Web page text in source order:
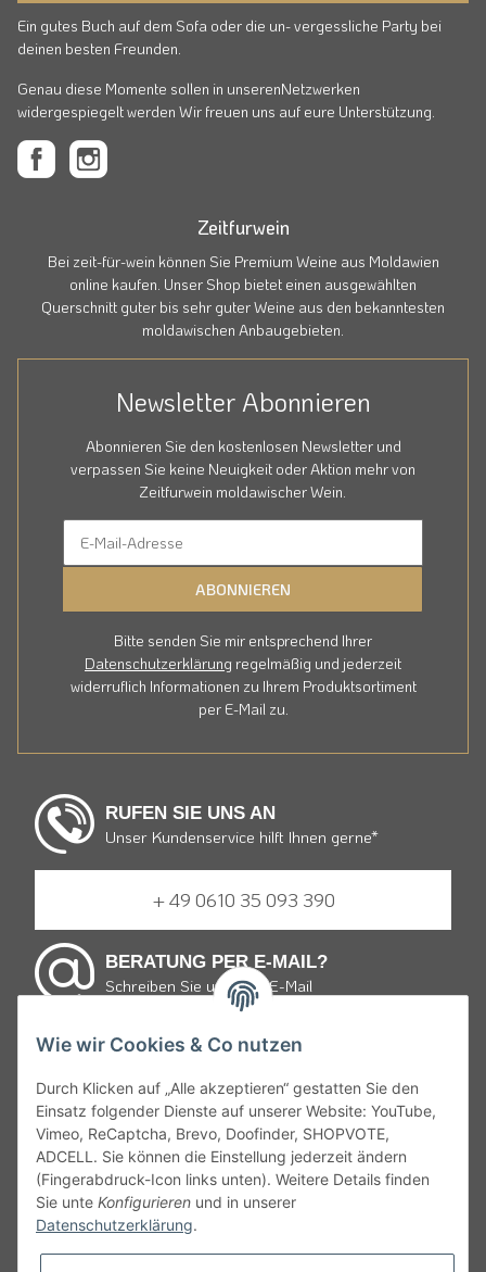
Ein gutes Buch auf dem Sofa oder die un- vergessliche Party bei
deinen besten Freunden.
Genau diese Momente sollen in unserenNetzwerken
widergespiegelt werden Wir freuen uns auf eure Unterstützung.
Zeitfurwein
Bei zeit-für-wein können Sie Premium Weine aus Moldawien
online kaufen. Unser Shop bietet einen ausgewählten
Querschnitt guter bis sehr guter Weine aus den bekanntesten
moldawischen Anbaugebieten.
Newsletter Abonnieren
Abonnieren Sie den kostenlosen Newsletter und
verpassen Sie keine Neuigkeit oder Aktion mehr von
Zeitfurwein moldawischer Wein.
ABONNIEREN
Bitte senden Sie mir entsprechend Ihrer
Datenschutzerklärungregelmäßig und jederzeit
widerruflich Informationen zu Ihrem Produktsortiment
per E-Mail zu.
RUFEN SIE UNS AN
Unser Kundenservice hilft Ihnen gerne*
+ 49 0610 35 093 390
BERATUNG PER E-MAIL?
Schreiben Sie uns eine E-Mail
E-mail schreiben
* von Montag bis Freitag 9:30 bis 19:00 Uhr und Samstag
von 10:00 bis 15:00 Uhr zum Ortstarif.
Gemäß § 9 JuSchG dürfen Bier, Wein, weinähnliche Getränke
und Schaumwein sowie Mischungen mit diesen an Kinder und
Wie wir Cookies & Co nutzen
Durch Klicken auf „Alle akzeptieren“ gestatten Sie den
Einsatz folgender Dienste auf unserer Website: YouTube,
Vimeo, ReCaptcha, Brevo, Doofinder, SHOPVOTE,
ADCELL. Sie können die Einstellung jederzeit ändern
(Fingerabdruck-Icon links unten). Weitere Details finden
Sie unte Konfigurieren und in unserer
Datenschutzerklärung.